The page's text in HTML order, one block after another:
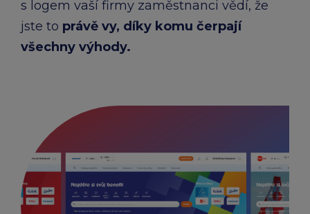
s logem vaší firmy zaměstnanci vědí, že
jste to právě vy, díky komu čerpají
všechny výhody.